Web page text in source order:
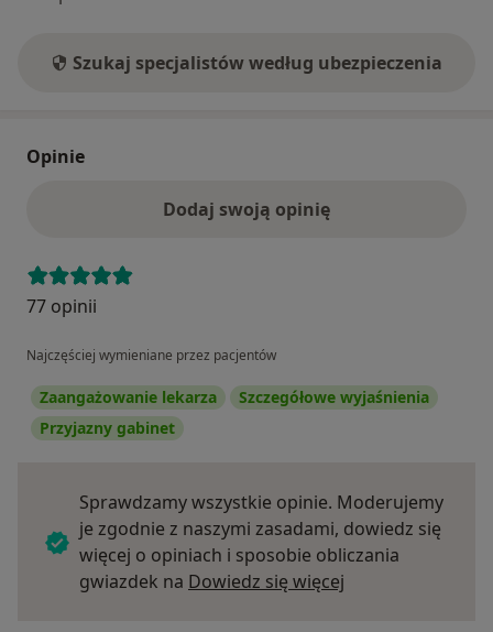
Szukaj specjalistów według ubezpieczenia
Opinie
Dodaj swoją opinię
77 opinii
Najczęściej wymieniane przez pacjentów
Zaangażowanie lekarza
Szczegółowe wyjaśnienia
Przyjazny gabinet
Sprawdzamy wszystkie opinie. Moderujemy
je zgodnie z naszymi zasadami, dowiedz się
więcej o opiniach i sposobie obliczania
gwiazdek na Dowiedz się więcej